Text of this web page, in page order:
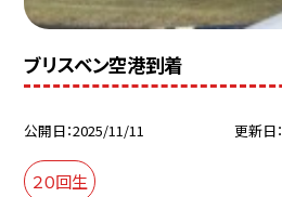
ブリスベン空港到着
公開日 2025/11/11 更新日
２０回生